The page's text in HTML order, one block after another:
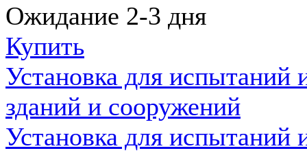
Ожидание 2-3 дня
Купить
Установка для испытаний
зданий и сооружений
Установка для испытаний